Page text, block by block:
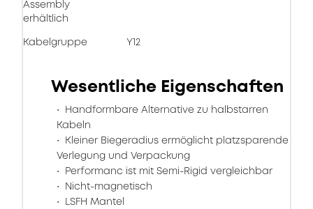
Assembly
erhältlich
Kabelgruppe Y12
Wesentliche Eigenschaften
Handformbare Alternative zu halbstarren
Kabeln
Kleiner Biegeradius ermöglicht platzsparende
Verlegung und Verpackung
Performanc ist mit Semi-Rigid vergleichbar
Nicht-magnetisch
LSFH Mantel